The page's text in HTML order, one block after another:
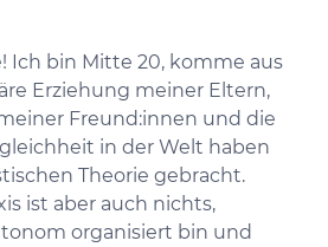
Ich bin Mitte 20, komme aus
Erziehung meiner Eltern,
Freund:innen und die
in der Welt haben
Theorie gebracht.
ist aber auch nichts,
organisiert bin und